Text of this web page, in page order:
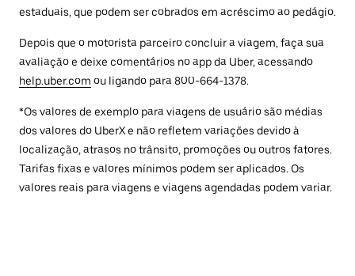
estaduais, que podem ser cobrados em acréscimo ao pedágio.
Depois que o motorista parceiro concluir a viagem, faça sua
avaliação e deixe comentários no app da Uber, acessando
help.uber.com ou ligando para 800-664-1378.
*Os valores de exemplo para viagens de usuário são médias
dos valores do UberX e não refletem variações devido à
localização, atrasos no trânsito, promoções ou outros fatores.
Tarifas fixas e valores mínimos podem ser aplicados. Os
valores reais para viagens e viagens agendadas podem variar.